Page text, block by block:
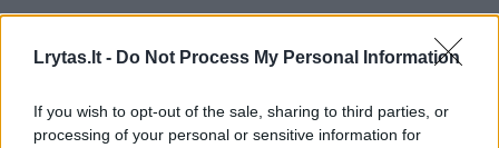
Lrytas.lt - Do Not Process My Personal Information
If you wish to opt-out of the sale, sharing to third parties, or
processing of your personal or sensitive information for
stiprinti ryšius su Ukraina